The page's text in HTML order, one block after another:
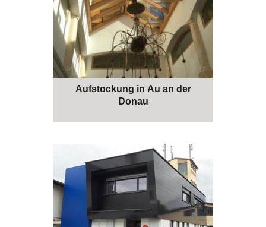
Aufstockung in Au an der
Donau